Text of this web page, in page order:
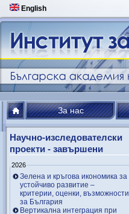
English
За нас
Научно-изследователски
проекти - завършени
2026
Зелена и кръгова икономика за
устойчиво развитие –
критерии, оценки, възможности
за България
Вертикална интеграция при